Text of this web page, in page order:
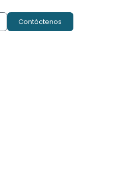
Contáctenos